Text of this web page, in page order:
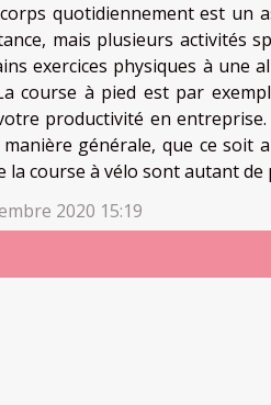
quotidiennement est un
mais plusieurs activités
exercices physiques à
course à pied est par
productivité en
générale, que ce soit
la course à vélo sont autant
2020 15:19